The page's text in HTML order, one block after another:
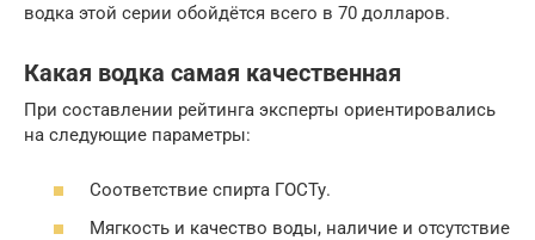
водка этой серии обойдётся всего в 70 долларов.
Какая водка самая качественная
При составлении рейтинга эксперты ориентировались
на следующие параметры:
Соответствие спирта ГОСТу.
Мягкость и качество воды, наличие и отсутствие